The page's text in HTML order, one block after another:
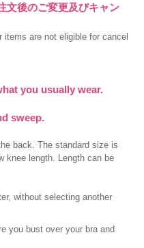
文後のご変更及びキャン
items are not eligible for cancel
you usually wear.
sweep.
back. The standard size is
knee length. Length can be
without selecting another
you bust over your bra and